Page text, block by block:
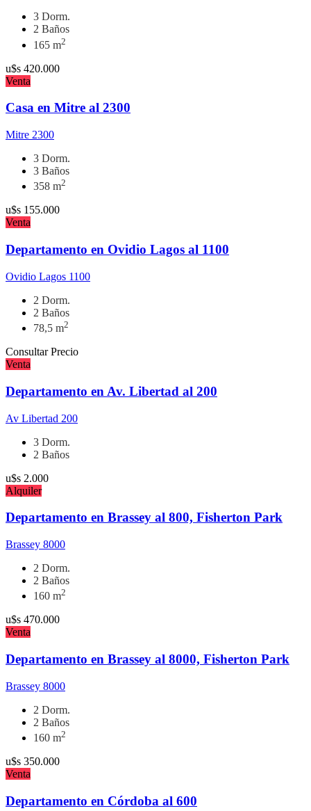
3 Dorm.
2 Baños
165 m2
u$s 420.000
Venta
Casa en Mitre al 2300
Mitre 2300
3 Dorm.
3 Baños
358 m2
u$s 155.000
Venta
Departamento en Ovidio Lagos al 1100
Ovidio Lagos 1100
2 Dorm.
2 Baños
78,5 m2
Consultar Precio
Venta
Departamento en Av. Libertad al 200
Av Libertad 200
3 Dorm.
2 Baños
u$s 2.000
Alquiler
Departamento en Brassey al 800, Fisherton Park
Brassey 8000
2 Dorm.
2 Baños
160 m2
u$s 470.000
Venta
Departamento en Brassey al 8000, Fisherton Park
Brassey 8000
2 Dorm.
2 Baños
160 m2
u$s 350.000
Venta
Departamento en Córdoba al 600